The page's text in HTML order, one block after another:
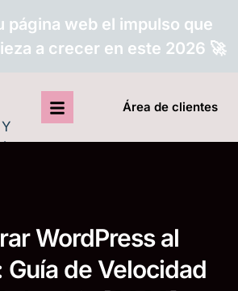
página web el impulso que
a crecer en este 2026 🚀
Área de clientes
WordPress al
Guía de Velocidad